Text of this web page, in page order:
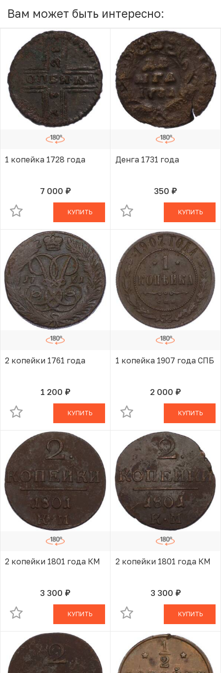
Вам может быть интересно:
1 копейка 1728 года
7 000 руб.
В КОРЗИНЕ
КУПИТЬ
Денга 1731 года
350 руб.В КОРЗИНЕ
КУПИТЬ
2 копейки 1761 года
1 200 руб.
В КОРЗИНЕ
КУПИТЬ
1 копейка 1907 года СПБ
2 000 руб.
В КОРЗИНЕ
КУПИТЬ
2 копейки 1801 года КМ
3 300 руб.
В КОРЗИНЕ
КУПИТЬ
2 копейки 1801 года КМ
3 300 руб.
В КОРЗИНЕ
КУПИТЬ